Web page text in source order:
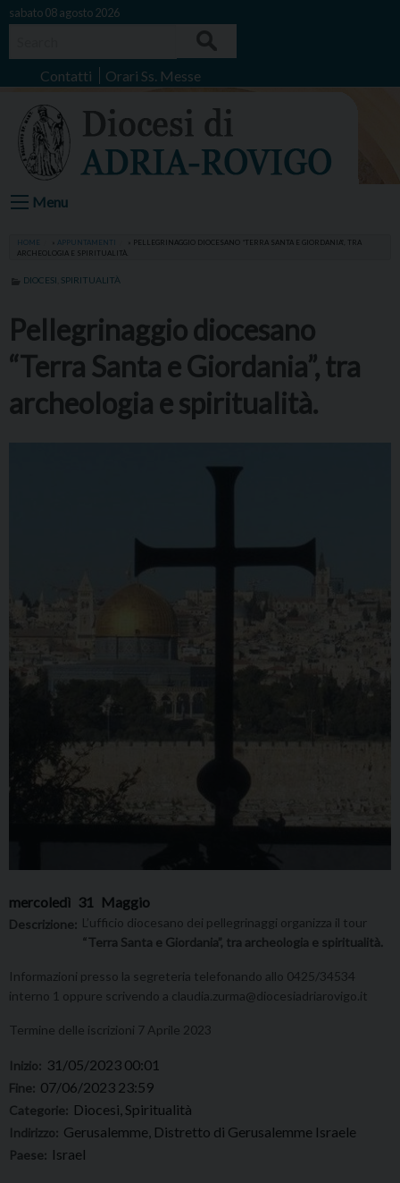
Skip
sabato 08 agosto 2026
Contatti Orari Ss. Messe
Menu
HOME APPUNTAMENTI
PELLEGRINAGGIO DIOCESANO “TERRA SANTA E GIORDANIA”, TRA
ARCHEOLOGIA E SPIRITUALITÀ.
DIOCESI SPIRITUALITÀ
Pellegrinaggio diocesano
“Terra Santa e Giordania”, tra
archeologia e spiritualità.
mercoledì 31 Maggio
Descrizione: L’ufficio diocesano dei pellegrinaggi organizza il tour
“Terra Santa e Giordania”, tra archeologia e spiritualità.
Informazioni presso la segreteria telefonando allo 0425/34534
interno 1 oppure scrivendo a claudia.zurma@diocesiadriarovigo.it
Termine delle iscrizioni 7 Aprile 2023
Inizio: 31/05/2023 00:01
Fine: 07/06/2023 23:59
Categorie: Diocesi, Spiritualità
Indirizzo: Gerusalemme, Distretto di Gerusalemme Israele
Paese: Israel